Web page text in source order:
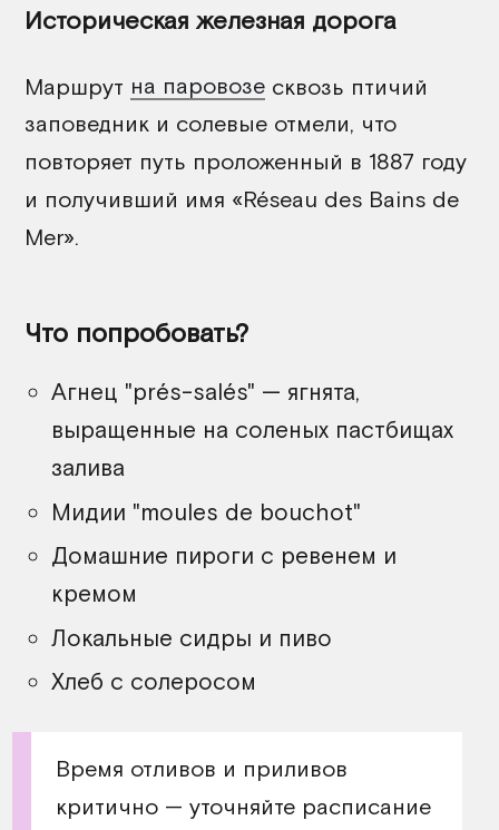
Историческая железная дорога
Маршрут на паровозе сквозь птичий
заповедник и солевые отмели, что
повторяет путь проложенный в 1887 году
и получивший имя «Réseau des Bains de
Mer».
Что попробовать?
Агнец "prés-salés" — ягнята,
выращенные на соленых пастбищах
залива
Мидии "moules de bouchot"
Домашние пироги с ревенем и
кремом
Локальные сидры и пиво
Хлеб с солеросом
Время отливов и приливов
критично — уточняйте расписание